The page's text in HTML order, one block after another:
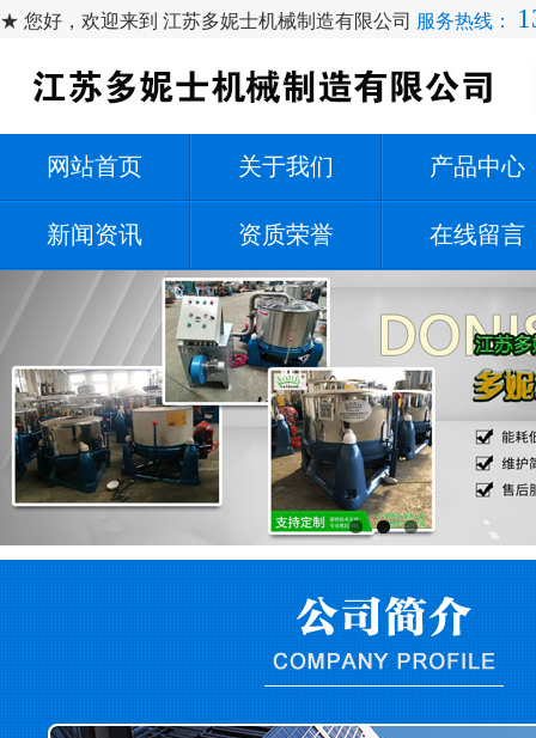
★ 您好，欢迎来到 江苏多妮士机械制造有限公司 服务热线：
网站首页 关于我们 产品中心
新闻资讯 资质荣誉 在线留言